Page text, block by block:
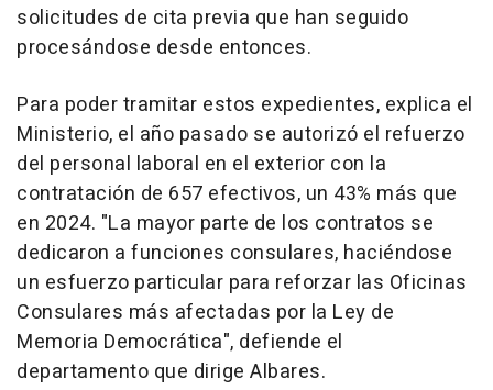
solicitudes de cita previa que han seguido
procesándose desde entonces.
Para poder tramitar estos expedientes, explica el
Ministerio, el año pasado se autorizó el refuerzo
del personal laboral en el exterior con la
contratación de 657 efectivos, un 43% más que
en 2024. "La mayor parte de los contratos se
dedicaron a funciones consulares, haciéndose
un esfuerzo particular para reforzar las Oficinas
Consulares más afectadas por la Ley de
Memoria Democrática", defiende el
departamento que dirige Albares.